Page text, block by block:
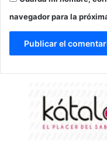
navegador para la